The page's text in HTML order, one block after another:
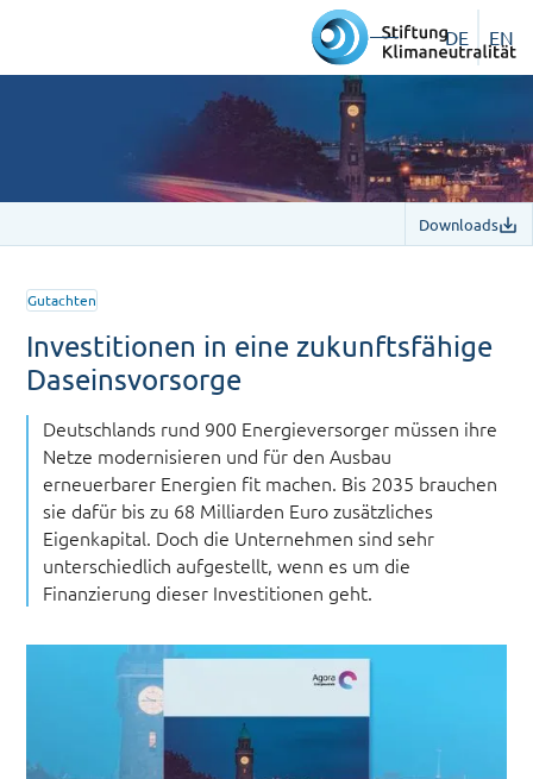
DE EN
Downloads
Gutachten
Investitionen in eine zukunftsfähige
Daseinsvorsorge
Deutschlands rund 900 Energieversorger müssen ihre
Netze modernisieren und für den Ausbau
erneuerbarer Energien fit machen. Bis 2035 brauchen
sie dafür bis zu 68 Milliarden Euro zusätzliches
Eigenkapital. Doch die Unternehmen sind sehr
unterschiedlich aufgestellt, wenn es um die
Finanzierung dieser Investitionen geht.